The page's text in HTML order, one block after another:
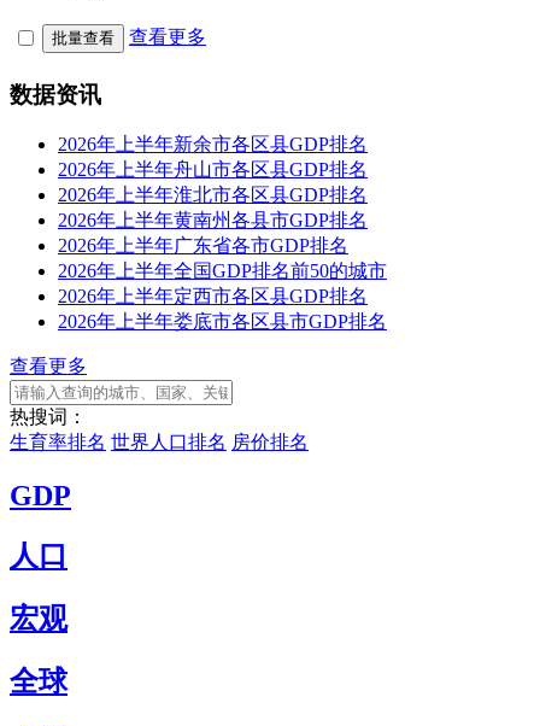
批量查看 查看更多
数据资讯
2026年上半年新余市各区县GDP排名
2026年上半年舟山市各区县GDP排名
2026年上半年淮北市各区县GDP排名
2026年上半年黄南州各县市GDP排名
2026年上半年广东省各市GDP排名
2026年上半年全国GDP排名前50的城市
2026年上半年定西市各区县GDP排名
2026年上半年娄底市各区县市GDP排名
查看更多
热搜词：
生育率排名 世界人口排名 房价排名
GDP
人口
宏观
全球